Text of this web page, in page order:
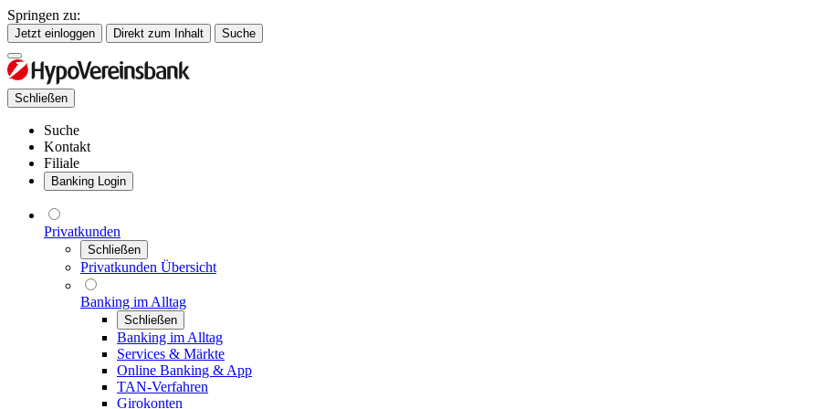
Springen zu:
Jetzt einloggen Direkt zum Inhalt Suche
Schließen
Suche
Kontakt
Filiale
Banking Login
Privatkunden
Schließen
Privatkunden Übersicht
Banking im Alltag
Schließen
Banking im Alltag
Services & Märkte
Online Banking & App
TAN-Verfahren
Girokonten